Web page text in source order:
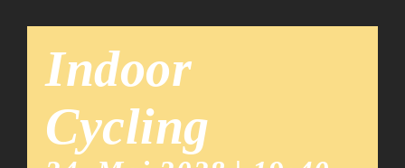
Indoor
Cycling